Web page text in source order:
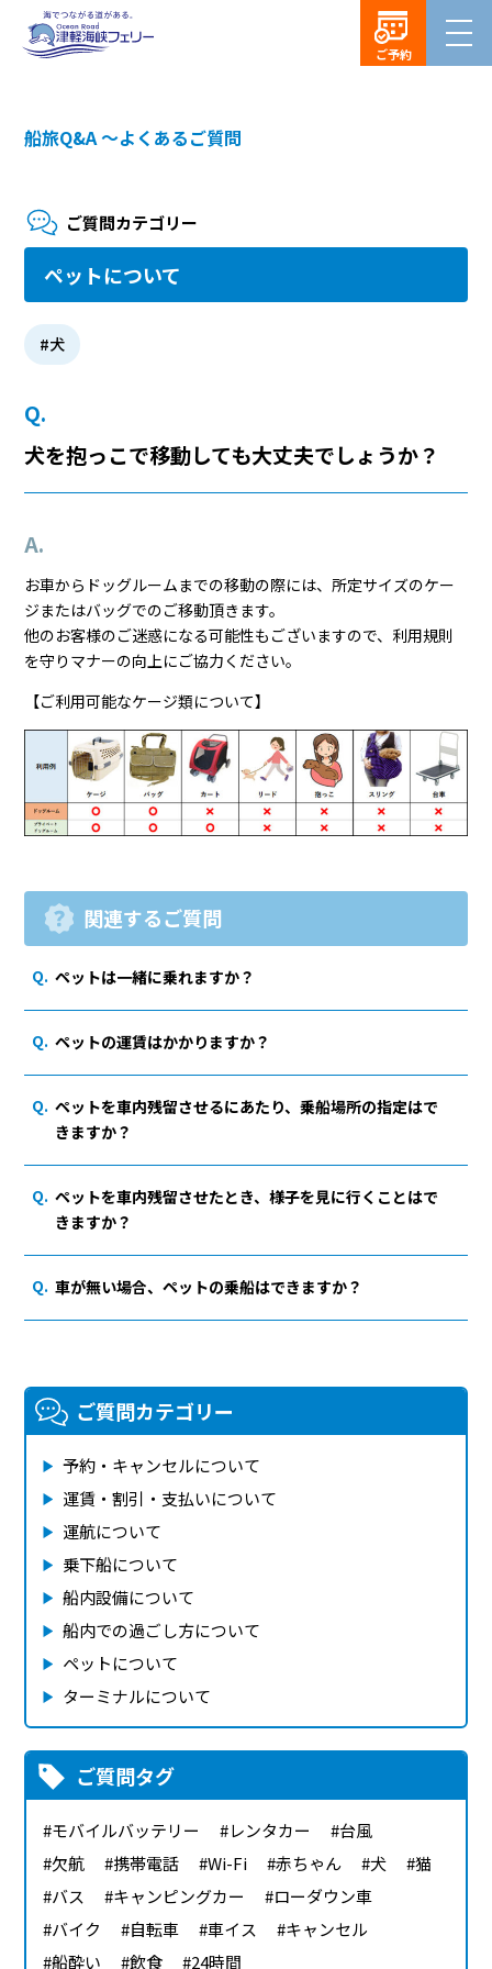
ご予約
船旅Q&A ～よくあるご質問
ご質問カテゴリー
ペットについて
犬
犬を抱っこで移動しても大丈夫でしょうか？
お車からドッグルームまでの移動の際には、所定サイズのケー
ジまたはバッグでのご移動頂きます。
他のお客様のご迷惑になる可能性もございますので、利用規則
を守りマナーの向上にご協力ください。
【ご利用可能なケージ類について】
関連するご質問
ペットは一緒に乗れますか？
ペットの運賃はかかりますか？
ペットを車内残留させるにあたり、乗船場所の指定はで
きますか？
ペットを車内残留させたとき、様子を見に行くことはで
きますか？
車が無い場合、ペットの乗船はできますか？
ご質問カテゴリー
予約・キャンセルについて
運賃・割引・支払いについて
運航について
乗下船について
船内設備について
船内での過ごし方について
ペットについて
ターミナルについて
ご質問タグ
モバイルバッテリー レンタカー
台風
欠航
携帯電話 Wi-Fi 赤ちゃん 犬
猫
バス
キャンピングカー
ローダウン車
バイク
自転車 車イス
キャンセル
船酔い
飲食 24時間